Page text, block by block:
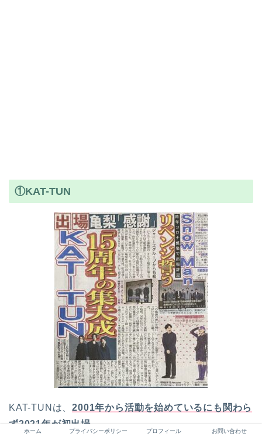
①KAT-TUN
KAT-TUNは、2001年から活動を始めているにも関わら
ず2021年が初出場。
ホーム プライバシーポリシー プロフィール お問い合わせ